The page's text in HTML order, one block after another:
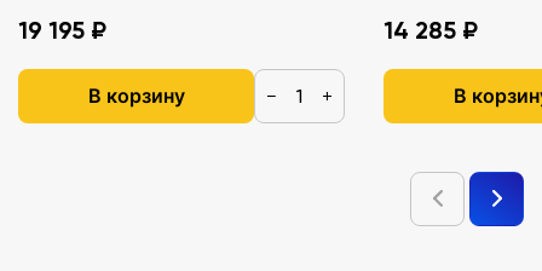
19 195 ₽
В корзину − +
14 285 ₽
В